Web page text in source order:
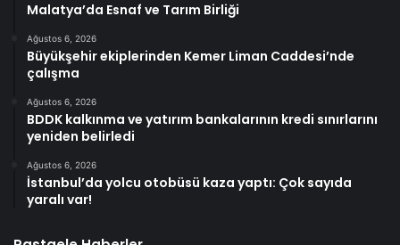
Malatya’da Esnaf ve Tarım Birliği
Ağustos 6, 2026
Büyükşehir ekiplerinden Kemer Liman Caddesi’nde
çalışma
Ağustos 6, 2026
BDDK kalkınma ve yatırım bankalarının kredi sınırlarını
yeniden belirledi
Ağustos 6, 2026
İstanbul’da yolcu otobüsü kaza yaptı: Çok sayıda
yaralı var!